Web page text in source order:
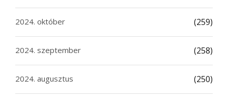
2024. október (259)
2024. szeptember (258)
2024. augusztus (250)